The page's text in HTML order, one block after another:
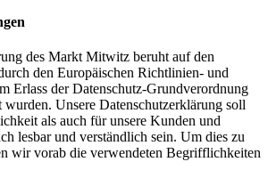
des Markt Mitwitz beruht auf den
den Europäischen Richtlinien- und
Erlass der Datenschutz-Grundverordnung
Unsere Datenschutzerklärung soll
als auch für unsere Kunden und
lesbar und verständlich sein. Um dies zu
wir vorab die verwendeten Begrifflichkeiten